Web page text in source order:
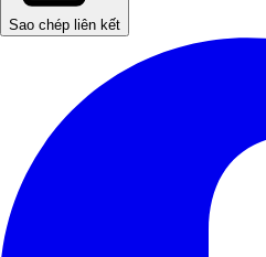
Sao chép liên kết